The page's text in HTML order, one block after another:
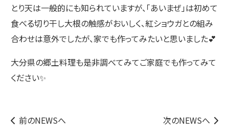
とり天は一般的にも知られていますが、「あいまぜ」は初めて
食べる切り干し大根の触感がおいしく、紅ショウガとの組み
合わせは意外でしたが、家でも作ってみたいと思いました💕
大分県の郷土料理も是非調べてみてご家庭でも作ってみて
ください✨
前のNEWSへ 次のNEWSへ